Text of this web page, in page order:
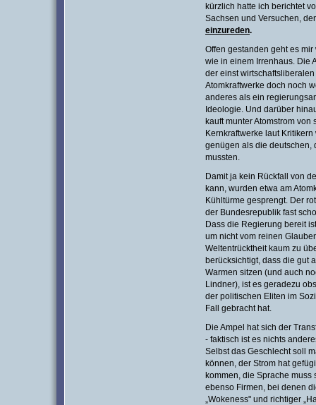
kürzlich hatte ich berichtet
Sachsen und Versuchen,
einzureden.
Offen gestanden geht es
wie in einem Irrenhaus. Die
der einst
Atomkraftwerke doch noch
anderes als ein
Ideologie. Und darüber
kauft munter Atomstrom
Kernkraftwerke laut
genügen als die deutschen,
mussten.
Damit ja kein Rückfall von
kann, wurden etwa am
Kühltürme gesprengt. Der
der Bundesrepublik fast
Dass die Regierung bereit
um nicht vom reinen
Weltentrücktheit kaum zu
berücksichtigt, dass die gut
Warmen sitzen (und auch
Lindner), ist es geradezu
der politischen Eliten im
Fall gebracht hat.
Die Ampel hat sich der
- faktisch ist es nichts
Selbst das Geschlecht soll
können, der Strom hat
kommen, die Sprache
ebenso Firmen, bei denen
„Wokeness" und richtiger